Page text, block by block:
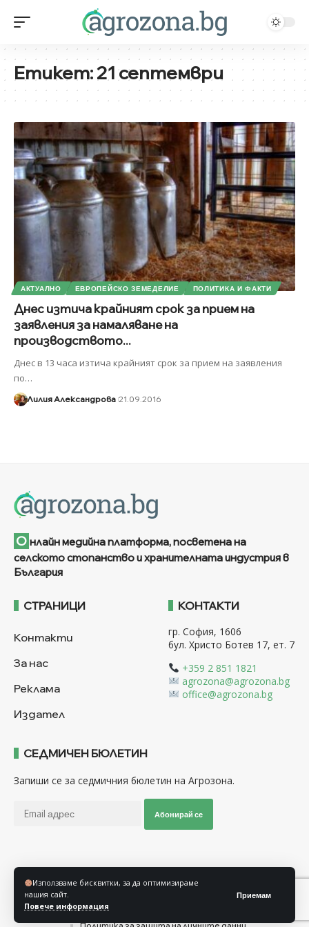
Използваме бисквитки, за да оптимизираме
нашия сайт.
Повече информация
Приемам
Етикет:21 септември
АКТУАЛНО ЕВРОПЕЙСКО ЗЕМЕДЕЛИЕ ПОЛИТИКА И ФАКТИ
Днес изтича крайният срок за прием на
заявления за намаляване на
производството...
Днес в 13 часа изтича крайният срок за прием на заявления
по…
Лилия Александрова 21.09.2016
О нлайн медийна платформа, посветена на
селското стопанство и хранителната индустрия в
България
СТРАНИЦИ
Контакти
За нас
Реклама
Издател
КОНТАКТИ
гр. София, 1606
бул. Христо Ботев 17, ет. 7
+359 2 851 1821
agrozona@agrozona.bg
office@agrozona.bg
СЕДМИЧЕН БЮЛЕТИН
Запиши се за седмичния бюлетин на Агрозона.
Абонирай се
Общи условия
Политика за използване на “Бисквитки”